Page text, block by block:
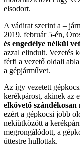
elsodort.
A vádirat szerint a –
2019. február 5-én,
és engedélye nélkül
azzal elindult. Vezetés
férfi a vezető oldali
a gépjárművet.
Az így vezetett
kerékpárost, akinek az
elkövető
ezért a gépkocsi jobb
nekiütközött a
megrongálódott, a
úttestre hullottak.